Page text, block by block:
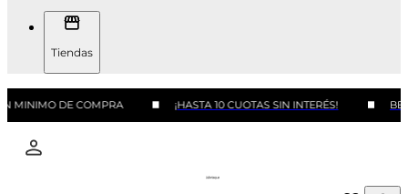
Tiendas
MINIMO DE COMPRA ¡HASTA 10 CUOTAS SIN INTERÉS!